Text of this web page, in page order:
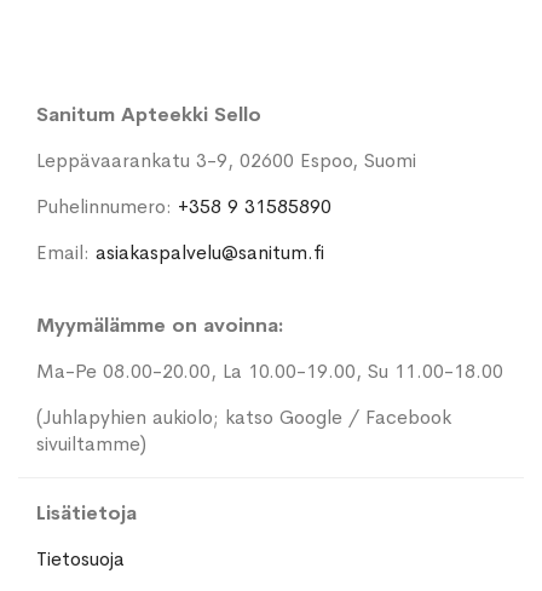
Sanitum Apteekki Sello
Leppävaarankatu 3-9, 02600 Espoo, Suomi
Puhelinnumero: +358 9 31585890
Email: asiakaspalvelu@sanitum.fi
Myymälämme on avoinna:
Ma-Pe 08.00-20.00, La 10.00-19.00, Su 11.00-18.00
(Juhlapyhien aukiolo; katso Google / Facebook
sivuiltamme)
Lisätietoja
Tietosuoja